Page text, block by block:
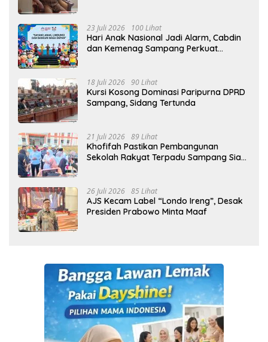
23 Juli 2026 100 Lihat
Hari Anak Nasional Jadi Alarm, Cabdin
dan Kemenag Sampang Perkuat
18 Juli 2026 90 Lihat
Kursi Kosong Dominasi Paripurna DPRD
Sampang, Sidang Tertunda
21 Juli 2026 89 Lihat
Khofifah Pastikan Pembangunan
Sekolah Rakyat Terpadu Sampang Siap
26 Juli 2026 85 Lihat
AJS Kecam Label “Londo Ireng”, Desak
Presiden Prabowo Minta Maaf